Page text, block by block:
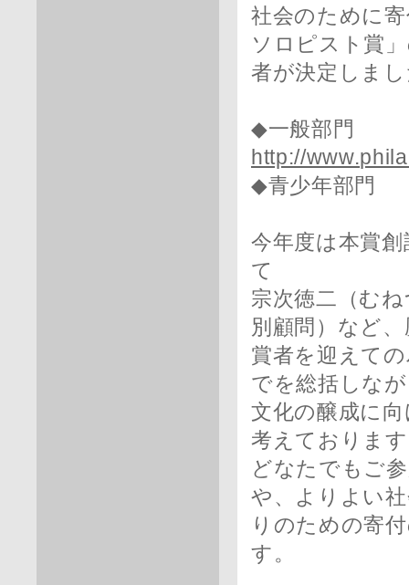
社会のために
ソロピスト賞
者が決定しま
◆一般部
http://
◆青少年部
今年度は本賞
て
宗次徳二（む
別顧問）など
賞者を迎えて
でを総括しな
文化の醸成に
考えておりま
どなたでもご
や、よりよい
りのための寄
す。